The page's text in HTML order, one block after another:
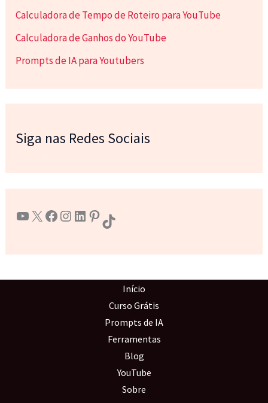
Calculadora de Tempo de Roteiro para YouTube
Calculadora de Ganhos do YouTube
Prompts de IA para Youtubers
Siga nas Redes Sociais
Youtube X Facebook Instagram LinkedIn Pinterest TikTok
Início
Curso Grátis
Prompts de IA
Ferramentas
Blog
YouTube
Sobre